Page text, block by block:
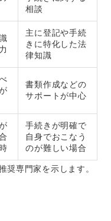
相談
主に登記や手続
きに特化した法
律知識
書類作成などの
サポートが中心
手続きが明確で
自身でおこなう
のが難しい場合
奨専門家を示します。